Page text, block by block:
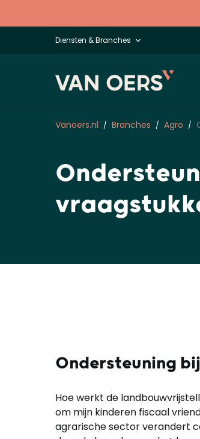
Diensten & Branches
Vanoers.nl Branches Agro
Ondersteuning
Hoe werkt de
om mijn kinderen fiscaal
agrarische sector verandert